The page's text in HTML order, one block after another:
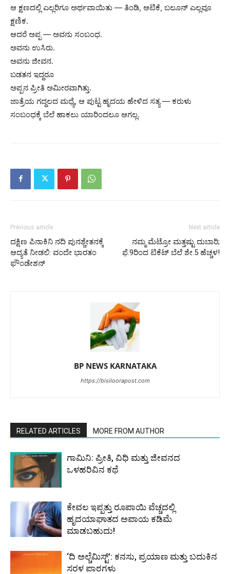
ಆ ಕ್ಷಣದಲ್ಲಿ ಎಲ್ಲರಿಗೂ ಅರ್ಥವಾಯಿತು — ತಿಂಡಿ, ಆಟಿಕೆ, ಬಲೂನ್ ಎಲ್ಲವೂ
ಕ್ಷಣಿಕ.
ಆದರೆ ಅಪ್ಪ — ಅವನು ಸಂಬಂಧ.
ಅವನು ಉಸಿರು.
ಅವನು ಜೀವನ.
ಬಡತನ ಇದ್ದರೂ
ಅಪ್ಪನ ಪ್ರೀತಿ ಅಮೀರವಾಗಿತ್ತು.
ಜಾತ್ರೆಯ ಗದ್ದಲದ ಮಧ್ಯೆ, ಆ ಪುಟ್ಟ ಹೃದಯ ಹೇಳಿದ ಸತ್ಯ — ಕರುಳು
ಸಂಬಂಧಕ್ಕೆ ಬೆಲೆ ಹಾಕಲು ಯಾರಿಂದಲೂ ಆಗಲ್ಲ.
Previous article
ದಕ್ಷಿಣ ಪಿನಾಕಿನಿ ನದಿ ಪುನಶ್ಚೇತನಕ್ಕೆ
ಆದ್ಯತೆ ನೀಡಲಿ: ವಂದೇ ಭಾರತಂ
ಫೌಂಡೇಶನ್‌
Next article
ನಮ್ಮ ಮೆಟ್ರೋ ಮತ್ತಷ್ಟು ದುಬಾರಿ;
ಫೆ.9ರಿಂದ ಟಿಕೆಟ್ ಬೆಲೆ ಶೇ.5 ಹೆಚ್ಚಳ!
BP NEWS KARNATAKA
https://bisiloorapost.com
RELATED ARTICLES MORE FROM AUTHOR
ಗಾಮಿನಿ: ಪ್ರೀತಿ, ವಿಧಿ ಮತ್ತು ಜೀವನದ
ಒಳಹರಿವಿನ ಕಥೆ
ಕೇವಲ ಇಪ್ಪತ್ತು ರೂಪಾಯಿ ವೆಚ್ಚದಲ್ಲಿ
ಹೃದಯಾಘಾತದ ಅಪಾಯ ಕಡಿಮೆ
ಮಾಡಬಹುದು!
‘ದಿ ಅಲ್ಚೆಮಿಸ್ಟ್’: ಕನಸು, ಪ್ರಯಾಣ ಮತ್ತು ಬದುಕಿನ
ಸರಳ ಪಾಠಗಳು